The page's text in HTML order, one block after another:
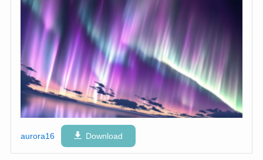
aurora16 Download